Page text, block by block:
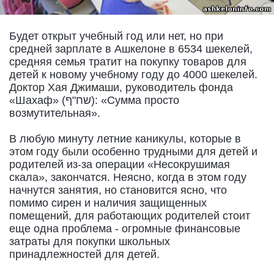
Будет открыт учебный год или нет, но при
средней зарплате в Ашкелоне в 6534 шекелей,
средняя семья тратит на покупку товаров для
детей к новому учебному году до 4000 шекелей.
Доктор Хая Джимаши, руководитель фонда
«Шахаф» (שח"ף): «Сумма просто
возмутительная».
В любую минуту летние каникулы, которые в
этом году были особенно трудными для детей и
родителей из-за операции «Несокрушимая
скала», закончатся. Неясно, когда в этом году
начнутся занятия, но становится ясно, что
помимо сирен и наличия защищенных
помещений, для работающих родителей стоит
еще одна проблема - огромные финансовые
затраты для покупки школьных
принадлежностей для детей.